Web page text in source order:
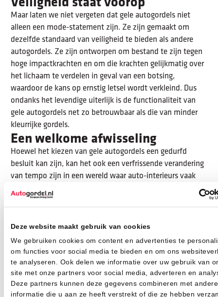
Deze website maakt gebruik van cookies
We gebruiken cookies om content en advertenties te
om functies voor social media te bieden en om ons
te analyseren. Ook delen we informatie over uw gebruik van
site met onze partners voor social media, adverteren en
Deze partners kunnen deze gegevens combineren met andere
informatie die u aan ze heeft verstrekt of die ze hebben
Maar laten we niet vergeten dat gele autogordels niet
alleen een mode-statement zijn. Ze zijn gemaakt om
dezelfde standaard van veiligheid te bieden als andere
autogordels. Ze zijn ontworpen om bestand te zijn tegen
hoge impactkrachten en om die krachten gelijkmatig over
het lichaam te verdelen in geval van een botsing,
waardoor de kans op ernstig letsel wordt verkleind. Dus
ondanks het levendige uiterlijk is de functionaliteit van
gele autogordels net zo betrouwbaar als die van minder
kleurrijke gordels.
Een welkome afwisseling
Hoewel het kiezen van gele autogordels een gedurfd
besluit kan zijn, kan het ook een verfrissende verandering
van tempo zijn in een wereld waar auto-interieurs vaak
wilt creëren met een donker interieur, of een extra vleugje
autogordels kunnen die unieke twist zijn die je auto nodig
heeft.
Gele autogordels? Doen!
Gele autogordels combineren veiligheid met een levendige
stijl. Ze trekken de aandacht, stimuleren een positieve
sfeer in het voertuig en kunnen vooral kinderen motiveren